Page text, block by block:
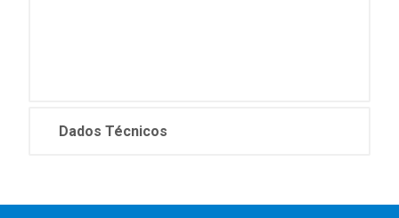
Dados Técnicos